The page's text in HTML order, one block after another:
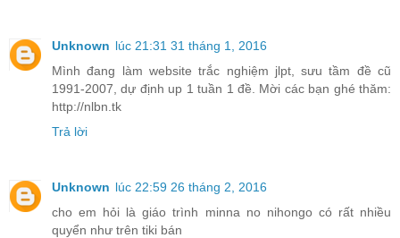
Unknown lúc 21:31 31 tháng 1, 2016
Mình đang làm website trắc nghiệm jlpt, sưu tầm đề cũ
1991-2007, dự định up 1 tuần 1 đề. Mời các bạn ghé thăm:
http://nlbn.tk
Trả lời
Unknown lúc 22:59 26 tháng 2, 2016
cho em hỏi là giáo trình minna no nihongo có rất nhiều
quyển như trên tiki bán